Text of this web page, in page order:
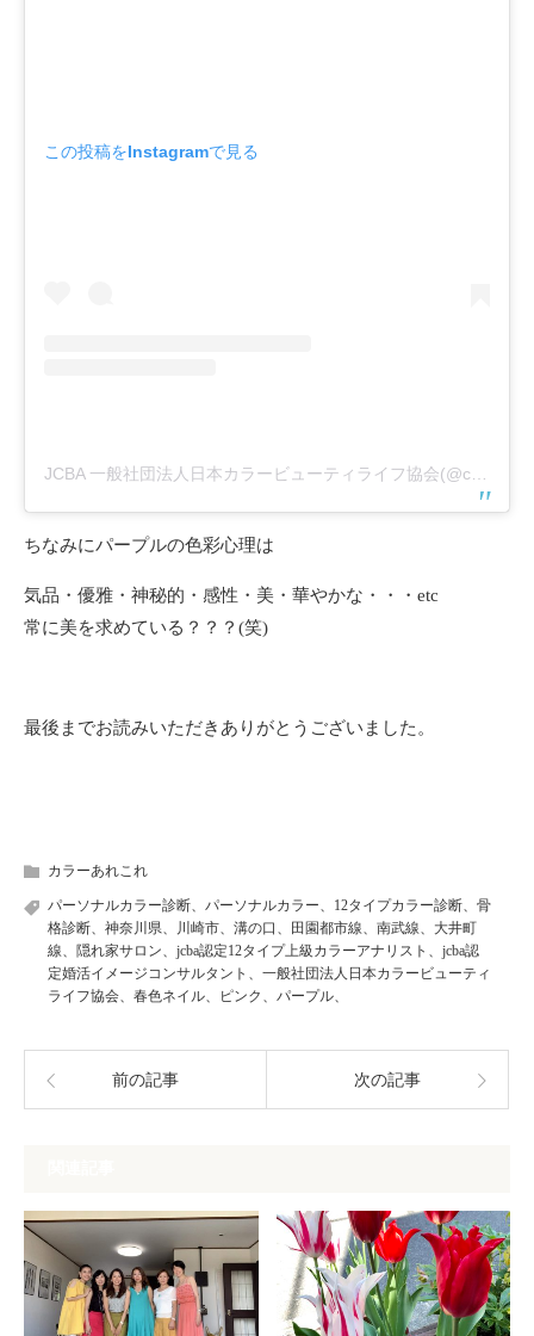
この投稿をInstagramで見る
ちなみにパープルの色彩心理は
気品・優雅・神秘的・感性・美・華やかな・・・etc
常に美を求めている？？？(笑)
最後までお読みいただきありがとうございました。
カラーあれこれ
パーソナルカラー診断、パーソナルカラー、12タイプカラー診断、骨
格診断、神奈川県、川崎市、溝の口、田園都市線、南武線、大井町
線、隠れ家サロン、jcba認定12タイプ上級カラーアナリスト、jcba認
定婚活イメージコンサルタント、一般社団法人日本カラービューティ
ライフ協会、春色ネイル、ピンク、パープル、
前の記事 次の記事